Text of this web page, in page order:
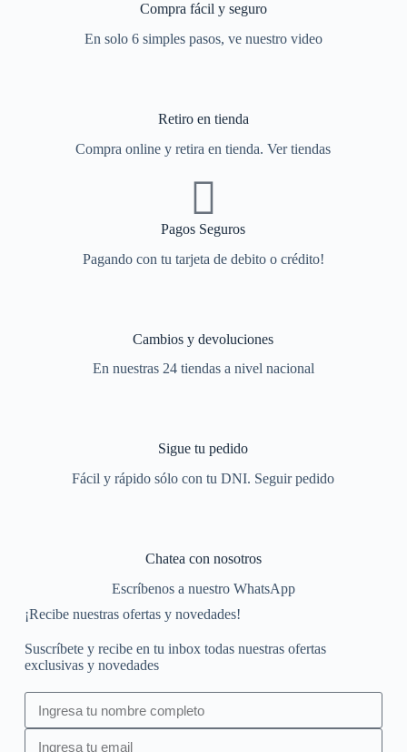
Compra fácil y seguro
En solo 6 simples pasos, ve nuestro video
Retiro en tienda
Compra online y retira en tienda. Ver tiendas
Pagos Seguros
Pagando con tu tarjeta de debito o crédito!
Cambios y devoluciones
En nuestras 24 tiendas a nivel nacional
Sigue tu pedido
Fácil y rápido sólo con tu DNI. Seguir pedido
Chatea con nosotros
Escríbenos a nuestro WhatsApp
¡Recibe nuestras ofertas y novedades!
Suscríbete y recibe en tu inbox todas nuestras ofertas
exclusivas y novedades